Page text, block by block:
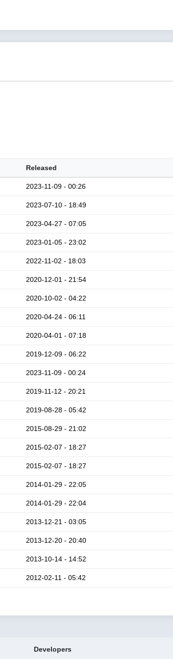
Released
2023-11-09 - 00:26
2023-07-10 - 18:49
2023-04-27 - 07:05
2023-01-05 - 23:02
2022-11-02 - 18:03
2020-12-01 - 21:54
2020-10-02 - 04:22
2020-04-24 - 06:11
2020-04-01 - 07:18
2019-12-09 - 06:22
2023-11-09 - 00:24
2019-11-12 - 20:21
2019-08-28 - 05:42
2015-08-29 - 21:02
2015-02-07 - 18:27
2015-02-07 - 18:27
2014-01-29 - 22:05
2014-01-29 - 22:04
2013-12-21 - 03:05
2013-12-20 - 20:40
2013-10-14 - 14:52
2012-02-11 - 05:42
Developers